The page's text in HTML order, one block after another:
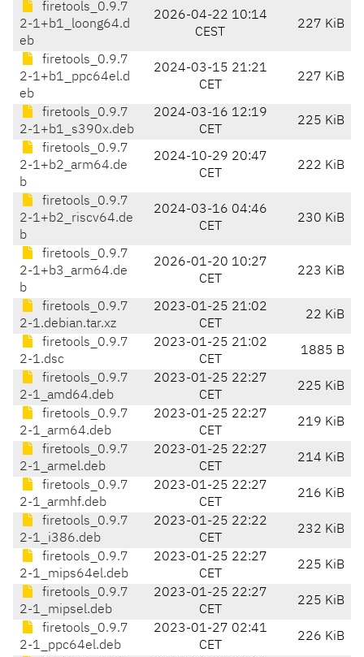
firetools_0.9.7
2-1+b1_loong64.d
eb
2026-04-22 10:14
CEST
227 KiB
firetools_0.9.7
2-1+b1_ppc64el.d
eb
2024-03-15 21:21
CET
227 KiB
firetools_0.9.7
2-1+b1_s390x.deb
2024-03-16 12:19
CET
225 KiB
firetools_0.9.7
2-1+b2_arm64.de
b
2024-10-29 20:47
CET
222 KiB
firetools_0.9.7
2-1+b2_riscv64.de
b
2024-03-16 04:46
CET
230 KiB
firetools_0.9.7
2-1+b3_arm64.de
b
2026-01-20 10:27
CET
223 KiB
firetools_0.9.7
2-1.debian.tar.xz
2023-01-25 21:02
CET
22 KiB
firetools_0.9.7
2-1.dsc
2023-01-25 21:02
CET
1885 B
firetools_0.9.7
2-1_amd64.deb
2023-01-25 22:27
CET
225 KiB
firetools_0.9.7
2-1_arm64.deb
2023-01-25 22:27
CET
219 KiB
firetools_0.9.7
2-1_armel.deb
2023-01-25 22:27
CET
214 KiB
firetools_0.9.7
2-1_armhf.deb
2023-01-25 22:27
CET
216 KiB
firetools_0.9.7
2-1_i386.deb
2023-01-25 22:22
CET
232 KiB
firetools_0.9.7
2-1_mips64el.deb
2023-01-25 22:27
CET
225 KiB
firetools_0.9.7
2-1_mipsel.deb
2023-01-25 22:27
CET
225 KiB
firetools_0.9.7
2-1_ppc64el.deb
2023-01-27 02:41
CET
226 KiB